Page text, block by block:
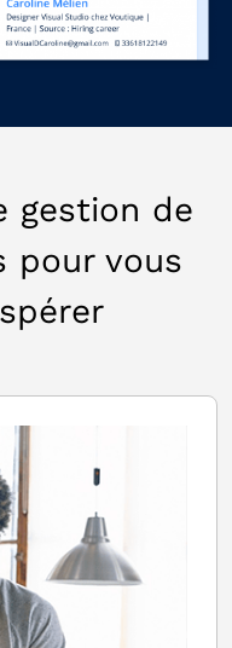
gestion de
pour vous